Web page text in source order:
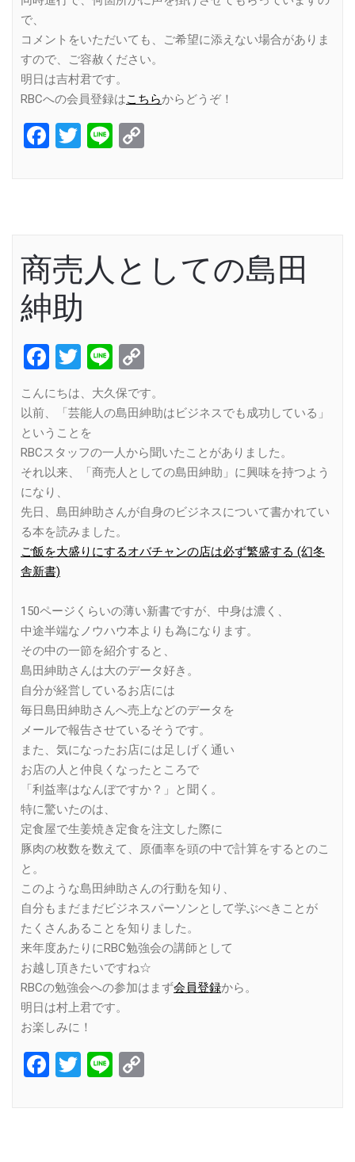
で、
コメントをいただいても、ご希望に添えない場合がありま
すので、ご容赦ください。
明日は吉村君です。
RBCへの会員登録はこちらからどうぞ！
Facebook
Twitter
Line
商売人としての島田
紳助
Facebook
Twitter
Line
Link
こんにちは、大久保です。
以前、「芸能人の島田紳助はビジネスでも成功している」
ということを
RBCスタッフの一人から聞いたことがありました。
それ以来、「商売人としての島田紳助」に興味を持つよう
になり、
先日、島田紳助さんが自身のビジネスについて書かれてい
る本を読みました。
ご飯を大盛りにするオバチャンの店は必ず繁盛する (幻冬
舎新書)
150ページくらいの薄い新書ですが、中身は濃く、
中途半端なノウハウ本よりも為になります。
その中の一節を紹介すると、
島田紳助さんは大のデータ好き。
自分が経営しているお店には
毎日島田紳助さんへ売上などのデータを
メールで報告させているそうです。
また、気になったお店には足しげく通い
お店の人と仲良くなったところで
「利益率はなんぼですか？」と聞く。
特に驚いたのは、
定食屋で生姜焼き定食を注文した際に
豚肉の枚数を数えて、原価率を頭の中で計算をするとのこ
と。
このような島田紳助さんの行動を知り、
自分もまだまだビジネスパーソンとして学ぶべきことが
たくさんあることを知りました。
来年度あたりにRBC勉強会の講師として
お越し頂きたいですね☆
RBCの勉強会への参加はまず会員登録から。
明日は村上君です。
お楽しみに！
Facebook
Twitter
Line